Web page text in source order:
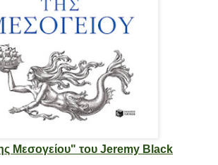
Μεσογείου" του Jeremy Black